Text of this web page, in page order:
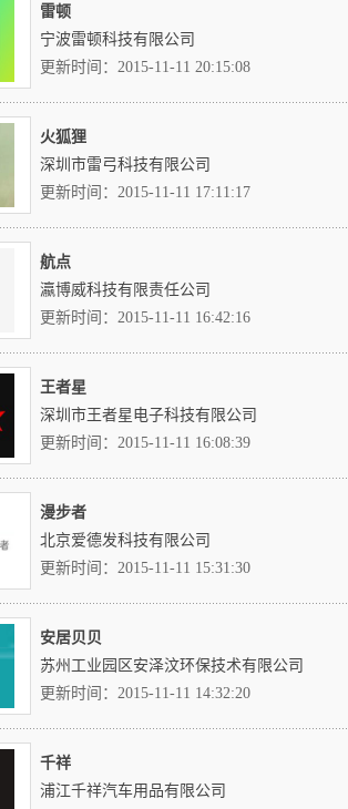
雷顿
宁波雷顿科技有限公司
更新时间：2015-11-11 20:15:08
火狐狸
深圳市雷弓科技有限公司
更新时间：2015-11-11 17:11:17
航点
瀛博威科技有限责任公司
更新时间：2015-11-11 16:42:16
王者星
深圳市王者星电子科技有限公司
更新时间：2015-11-11 16:08:39
漫步者
北京爱德发科技有限公司
更新时间：2015-11-11 15:31:30
安居贝贝
苏州工业园区安泽汶环保技术有限公司
更新时间：2015-11-11 14:32:20
千祥
浦江千祥汽车用品有限公司